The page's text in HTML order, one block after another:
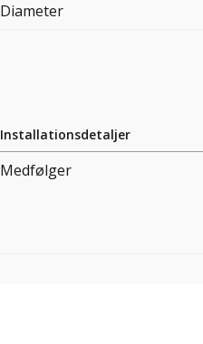
Diameter
Installationsdetaljer
Medfølger